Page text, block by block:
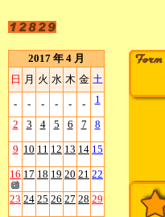
2017 年 4 月
日 月 火 水 木 金 土
- - - - - - 1
2 3 4 5 6 7 8
9 10 11 12 13 14 15
16 17 18 19 20 21 22
23 24 25 26 27 28 29